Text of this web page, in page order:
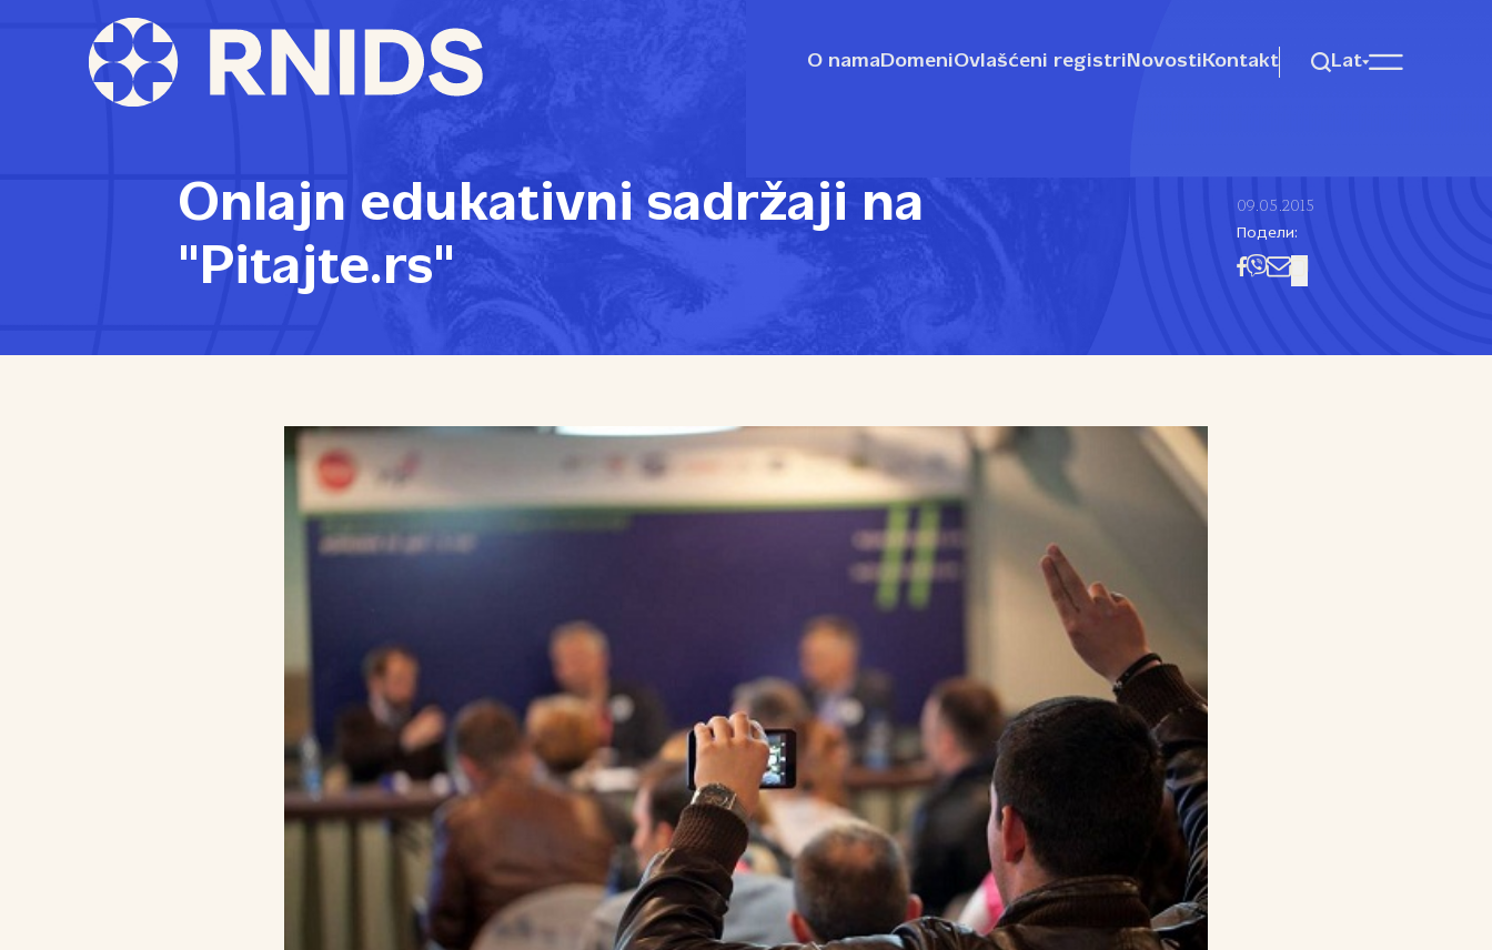
O nama DomeniOvlašćeni registri Novosti Kontakt Lat
Onlajn edukativni sadržaji na
"Pitajte.rs"
09.05.2015
Подели: